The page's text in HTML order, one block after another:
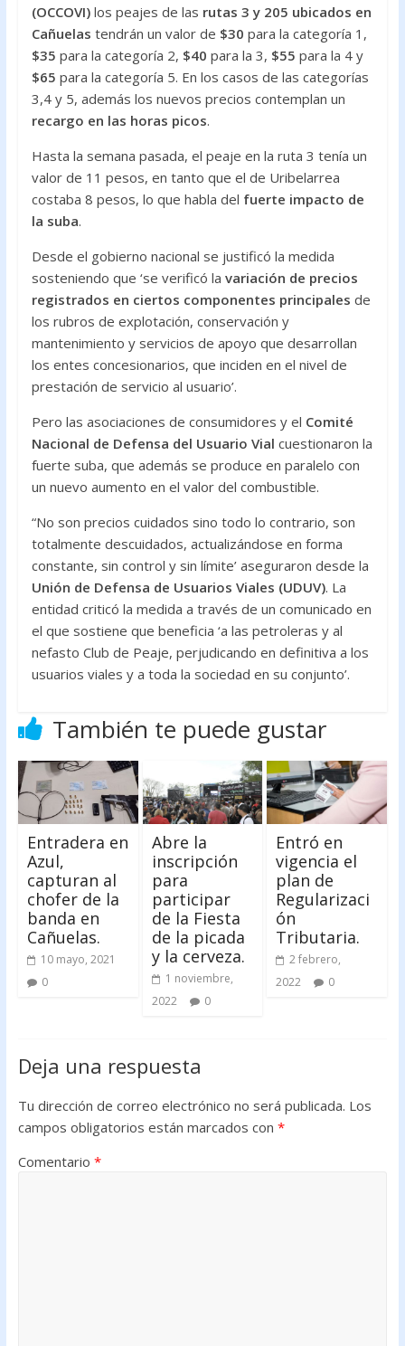
(OCCOVI)los peajes de las rutas 3 y 205 ubicados en
Cañuelas tendrán un valor de $30 para la categoría 1,
$35 para la categoría 2, $40 para la 3, $55 para la 4 y
$65 para la categoría 5. En los casos de las categorías
3,4 y 5, además los nuevos precios contemplan un
recargo en las horas picos.
Hasta la semana pasada, el peaje en la ruta 3 tenía un
valor de 11 pesos, en tanto que el de Uribelarrea
costaba 8 pesos, lo que habla del fuerte impacto de
la suba.
Desde el gobierno nacional se justificó la medida
sosteniendo que ‘se verificó la variación de precios
registrados en ciertos componentes principales de
los rubros de explotación, conservación y
mantenimiento y servicios de apoyo que desarrollan
los entes concesionarios, que inciden en el nivel de
prestación de servicio al usuario’.
Pero las asociaciones de consumidores y el Comité
Nacional de Defensa del Usuario Vial cuestionaron la
fuerte suba, que además se produce en paralelo con
un nuevo aumento en el valor del combustible.
“No son precios cuidados sino todo lo contrario, son
totalmente descuidados, actualizándose en forma
constante, sin control y sin límite’ aseguraron desde la
Unión de Defensa de Usuarios Viales (UDUV). La
entidad criticó la medida a través de un comunicado en
el que sostiene que beneficia ‘a las petroleras y al
nefasto Club de Peaje, perjudicando en definitiva a los
usuarios viales y a toda la sociedad en su conjunto’.
También te puede gustar
Entradera en
Azul,
capturan al
chofer de la
banda en
Cañuelas.
10 mayo, 2021
0
Abre la
inscripción
para
participar
de la Fiesta
de la picada
y la cerveza.
1 noviembre,
2022
0
Entró en
vigencia el
plan de
Regularizaci
ón
Tributaria.
2 febrero,
2022
0
Deja una respuesta
Tu dirección de correo electrónico no será publicada. Los
campos obligatorios están marcados con *
Comentario *